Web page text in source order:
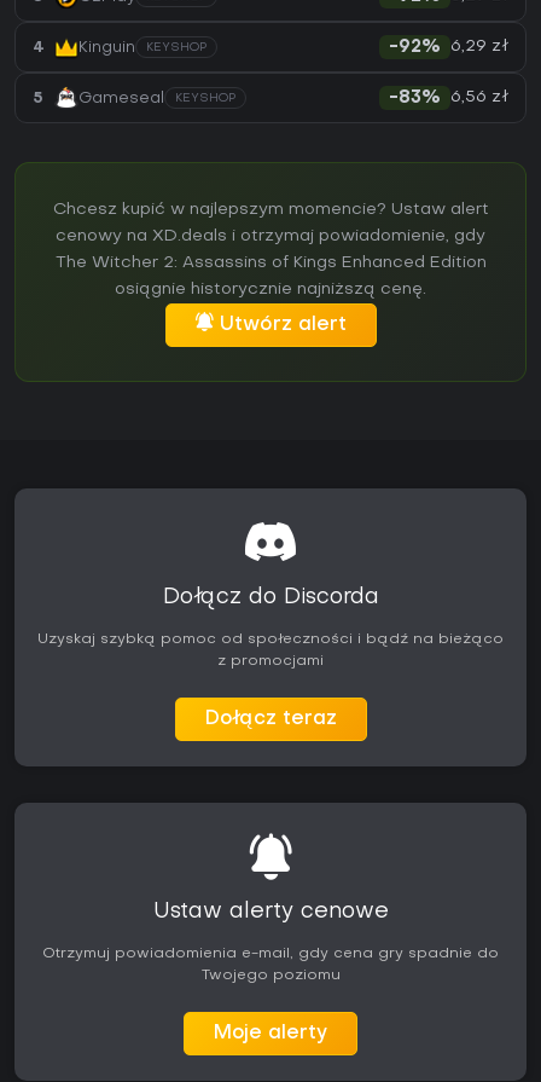
4 Kinguin KEYSHOP -92% 6,29 zł
5 Gameseal KEYSHOP -83% 6,56 zł
Chcesz kupić w najlepszym momencie? Ustaw alert
cenowy na XD.deals i otrzymaj powiadomienie, gdy
The Witcher 2: Assassins of Kings Enhanced Edition
osiągnie historycznie najniższą cenę.
Utwórz alert
Dołącz do Discorda
Uzyskaj szybką pomoc od społeczności i bądź na bieżąco
z promocjami
Dołącz teraz
Ustaw alerty cenowe
Otrzymuj powiadomienia e-mail, gdy cena gry spadnie do
Twojego poziomu
Moje alerty